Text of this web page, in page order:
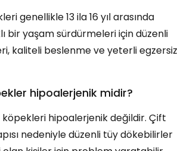
genellikle 13 ila 16 yıl arasında
bir yaşam sürdürmeleri için düzenli
kaliteli beslenme ve yeterli egzersiz
hipoalerjenik midir?
köpekleri hipoalerjenik değildir. Çift
nedeniyle düzenli tüy dökebilirler